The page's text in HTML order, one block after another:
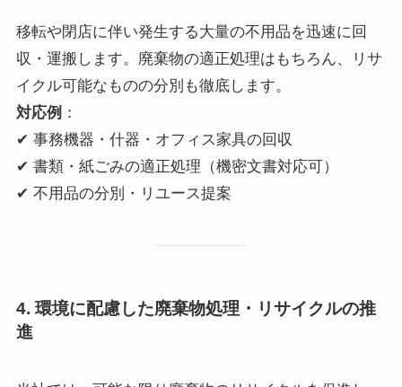
移転や閉店に伴い発生する大量の不用品を迅速に回
収・運搬します。廃棄物の適正処理はもちろん、リサ
イクル可能なものの分別も徹底します。
対応例 ：
✔ 事務機器・什器・オフィス家具の回収
✔ 書類・紙ごみの適正処理（機密文書対応可）
✔ 不用品の分別・リユース提案
4. 環境に配慮した廃棄物処理・リサイクルの推
進